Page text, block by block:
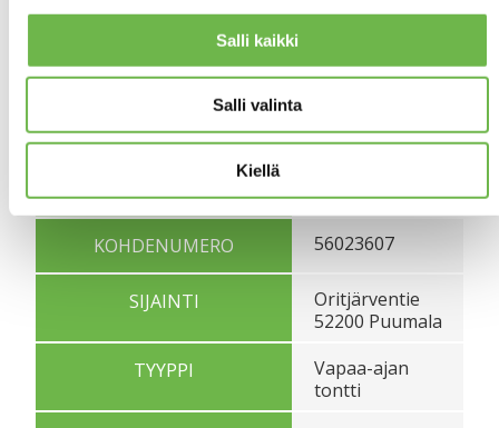
Salli kaikki
Salli valinta
Kiellä
Perustiedot
TOIMEKSIANTONUMERO
KOHDENUMERO 56023607
SIJAINTI
Oritjärventie
52200 Puumala
TYYPPI
Vapaa-ajan
tontti